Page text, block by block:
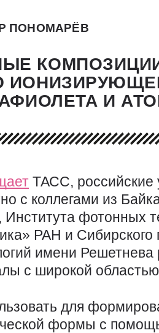
ПОНОМАРЁВ
И
ТАСС, российские
с коллегами из
фотонных
РАН и Сибирского
имени
с широкой
для
формы с